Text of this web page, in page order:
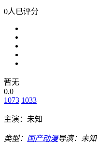
0人已评分
暂无
0.0
1073 1033
主演： 未知
类型： 国产动漫导演： 未知